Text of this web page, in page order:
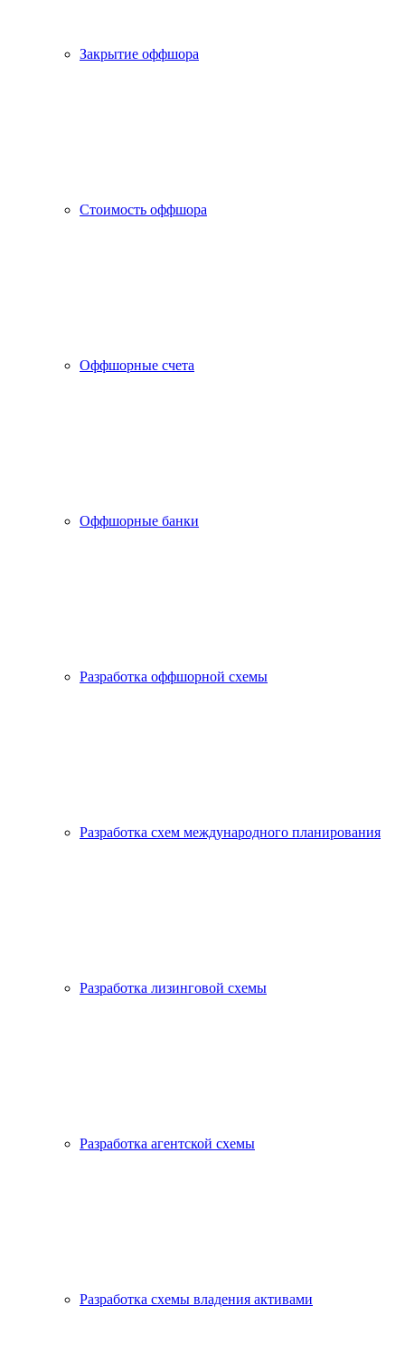
Закрытие оффшора
Стоимость оффшора
Оффшорные счета
Оффшорные банки
Разработка оффшорной схемы
Разработка схем международного планирования
Разработка лизинговой схемы
Разработка агентской схемы
Разработка схемы владения активами